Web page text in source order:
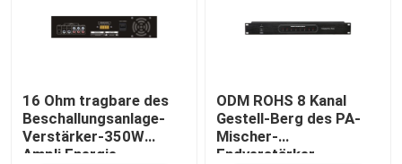
16 Ohm tragbare des
Beschallungsanlage-
Verstärker-350W
Ampli Energie-
ODM ROHS 8 Kanal
Gestell-Berg des PA-
Mischer-
Endverstärker-